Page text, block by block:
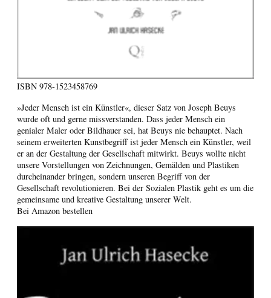
ISBN 978-1523458769
»Jeder Mensch ist ein Künstler«, dieser Satz von Joseph Beuys
wurde oft und gerne missverstanden. Dass jeder Mensch ein
genialer Maler oder Bildhauer sei, hat Beuys nie behauptet. Nach
seinem erweiterten Kunstbegriff ist jeder Mensch ein Künstler, weil
er an der Gestaltung der Gesellschaft mitwirkt. Beuys wollte nicht
unsere Vorstellungen von Zeichnungen, Gemälden und Plastiken
durcheinander bringen, sondern unseren Begriff von der
Gesellschaft revolutionieren. Bei der Sozialen Plastik geht es um die
gemeinsame und kreative Gestaltung unserer Welt.
Bei Amazon bestellen